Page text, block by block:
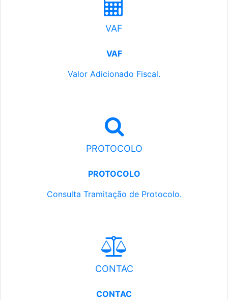
VAF
VAF
Valor Adicionado Fiscal.
PROTOCOLO
PROTOCOLO
Consulta Tramitação de Protocolo.
CONTAC
CONTAC